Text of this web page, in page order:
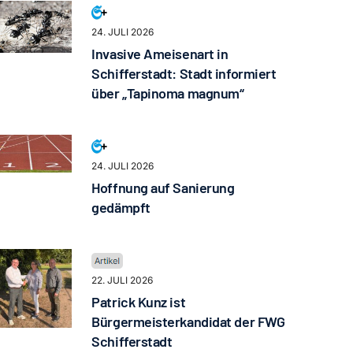
24. JULI 2026
Invasive Ameisenart in
Schifferstadt: Stadt informiert
über „Tapinoma magnum“
24. JULI 2026
Hoffnung auf Sanierung
gedämpft
22. JULI 2026
Patrick Kunz ist
Bürgermeisterkandidat der FWG
Schifferstadt